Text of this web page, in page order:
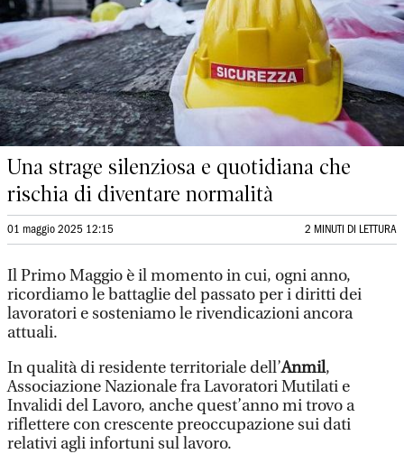
Una strage silenziosa e quotidiana che
rischia di diventare normalità
01 maggio 2025 12:15 2 MINUTI DI LETTURA
Il Primo Maggio è il momento in cui, ogni anno,
ricordiamo le battaglie del passato per i diritti dei
lavoratori e sosteniamo le rivendicazioni ancora
attuali.
In qualità di residente territoriale dell’Anmil,
Associazione Nazionale fra Lavoratori Mutilati e
Invalidi del Lavoro, anche quest’anno mi trovo a
riflettere con crescente preoccupazione sui dati
relativi agli infortuni sul lavoro.